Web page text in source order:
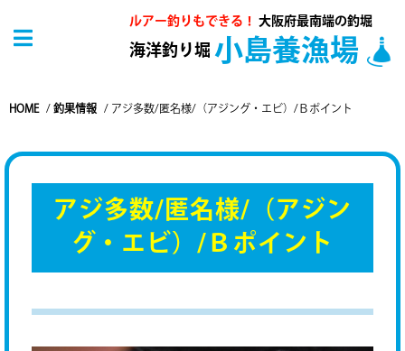
ルアー釣りもできる！ 大阪府最南端の釣堀
海洋釣り堀 小島養漁場
HOME / 釣果情報 / アジ多数/匿名様/（アジング・エビ）/Ｂポイント
アジ多数/匿名様/（アジン
グ・エビ）/Ｂポイント